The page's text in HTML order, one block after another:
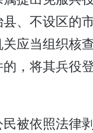
、不设区的
应当组织核
，将其兵役
被依照法律